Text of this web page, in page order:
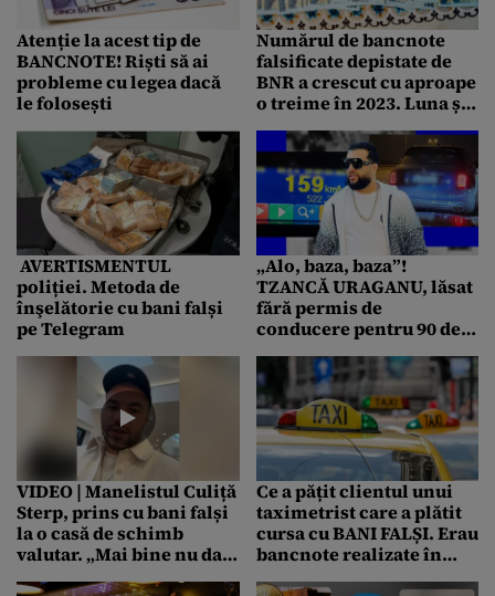
Atenție la acest tip de
BANCNOTE! Riști să ai
probleme cu legea dacă
le folosești
Numărul de bancnote
falsificate depistate de
BNR a crescut cu aproape
o treime în 2023. Luna și
multe contrafaceri
AVERTISMENTUL
poliției. Metoda de
înşelătorie cu bani falși
pe Telegram
„Alo, baza, baza”!
TZANCĂ URAGANU, lăsat
fără permis de
conducere pentru 90 de
gonind cu 159 km/h pe
A3!
VIDEO | Manelistul Culiță
Sterp, prins cu bani falși
la o casă de schimb
valutar. „Mai bine nu dați
Ce a pățit clientul unui
taximetrist care a plătit
cursa cu BANI FALȘI. Erau
bancnote realizate în